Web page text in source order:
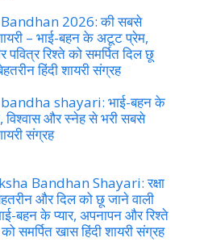
2026: की सबसे
– भाई-बहन के अटूट प्रेम,
पवित्र रिश्ते को समर्पित दिल छू
हिंदी शायरी संग्रह
shayari: भाई-बहन के
और स्नेह से भरी सबसे
संग्रह
Bandhan Shayari: रक्षा
और दिल को छू जाने वाली
बहन के प्यार, अपनापन और रिश्ते
समर्पित खास हिंदी शायरी संग्रह